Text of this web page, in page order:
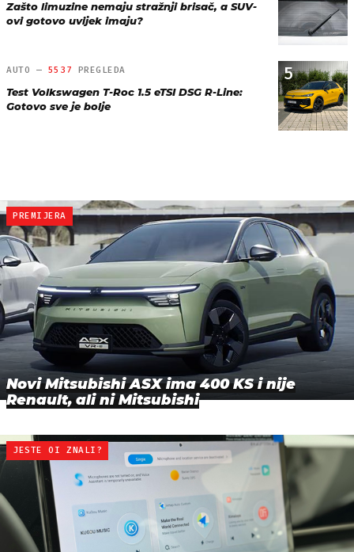
Zašto limuzine nemaju stražnji brisač, a SUV-
ovi gotovo uvijek imaju?
5
AUTO — 5537 PREGLEDA
Test Volkswagen T-Roc 1.5 eTSI DSG R-Line:
Gotovo sve je bolje
PREMIJERA
Novi Mitsubishi ASX ima 400 KS i nije
Renault, ali ni Mitsubishi
JESTE OI ZNALI?